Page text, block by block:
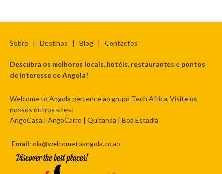
Sobre | Destinos | Blog | Contactos
Descubra os melhores locais, hotéis, restaurantes e pontos
de interesse de Angola!
Welcome to Angola pertence ao grupo Tech Africa. Visite os
nossos outros sites:
AngoCasa | AngoCarro | Quitanda | Boa Estadia
Email: ola@welcometoangola.co.ao